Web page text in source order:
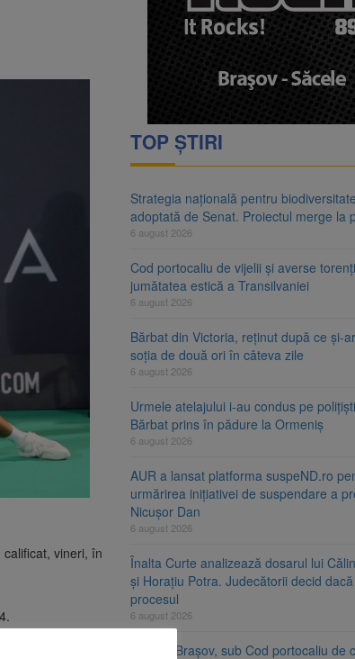
Horațiu Potra. Judecătorii decid dacă începe
de Senat. Proiectul merge la promulgare
vineri, în
TOP ȘTIRI
Strategia națională pentru
adoptată de Senat. Proiectul merge la
6 august 2026
Cod portocaliu de vijelii și averse
jumătatea estică a Transilvaniei
6 august 2026
Bărbat din Victoria, reținut după ce și-
soția de două ori în câteva zile
6 august 2026
Urmele atelajului i-au condus pe
Bărbat prins în pădure la Ormeniș
6 august 2026
AUR a lansat platforma suspeND.ro
urmărirea inițiativei de suspendare a
Nicușor Dan
6 august 2026
Înalta Curte analizează dosarul lui
și Horațiu Potra. Judecătorii decid
procesul
6 august 2026
Județul Brașov, sub Cod portocaliu de